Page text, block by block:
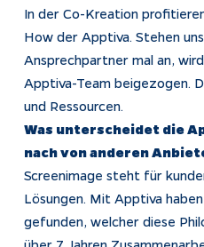
In der Co-Kreation
How der Apptiva. Stehen
Ansprechpartner mal an,
Apptiva-Team beigezogen.
und Ressourcen.
Was unterscheidet die
nach von anderen
Screenimage steht für
Lösungen. Mit Apptiva
gefunden, welcher diese